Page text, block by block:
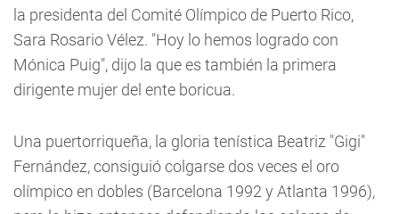
la presidenta del Comité Olímpico de Puerto Rico,
Sara Rosario Vélez. "Hoy lo hemos logrado con
Mónica Puig", dijo la que es también la primera
dirigente mujer del ente boricua.
Una puertorriqueña, la gloria tenística Beatriz "Gigi"
Fernández, consiguió colgarse dos veces el oro
olímpico en dobles (Barcelona 1992 y Atlanta 1996),